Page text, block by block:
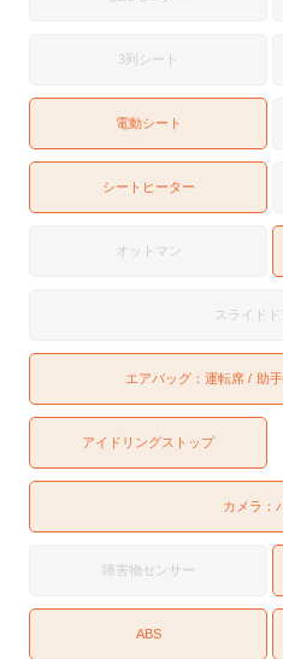
3列シート
電動シート
シートヒーター
オットマン
スライド
エアバッグ： 運転席 助
アイドリングストップ
カメラ：
障害物センサー
ABS